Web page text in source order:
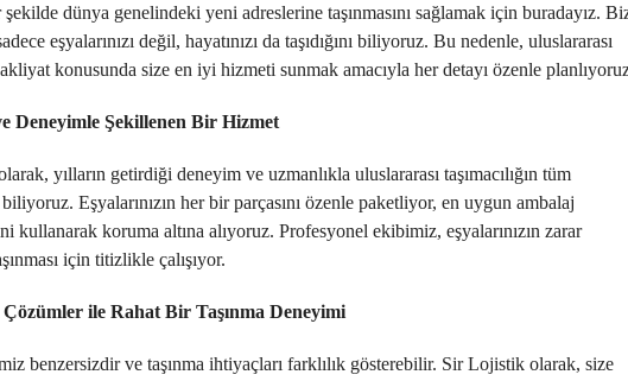
dünya genelindeki yeni adreslerine taşınmasını sağlamak için buradayız.
eşyalarınızı değil, hayatınızı da taşıdığını biliyoruz. Bu nedenle, uluslararası
konusunda size en iyi hizmeti sunmak amacıyla her detayı özenle
Deneyimle Şekillenen Bir Hizmet
yılların getirdiği deneyim ve uzmanlıkla uluslararası taşımacılığın tüm
Eşyalarınızın her bir parçasını özenle paketliyor, en uygun ambalaj
kullanarak koruma altına alıyoruz. Profesyonel ekibimiz, eşyalarınızın zarar
için titizlikle çalışıyor.
ile Rahat Bir Taşınma Deneyimi
benzersizdir ve taşınma ihtiyaçları farklılık gösterebilir. Sir Lojistik olarak, size